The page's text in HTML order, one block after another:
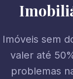
Imóveis sem
valer até
problemas